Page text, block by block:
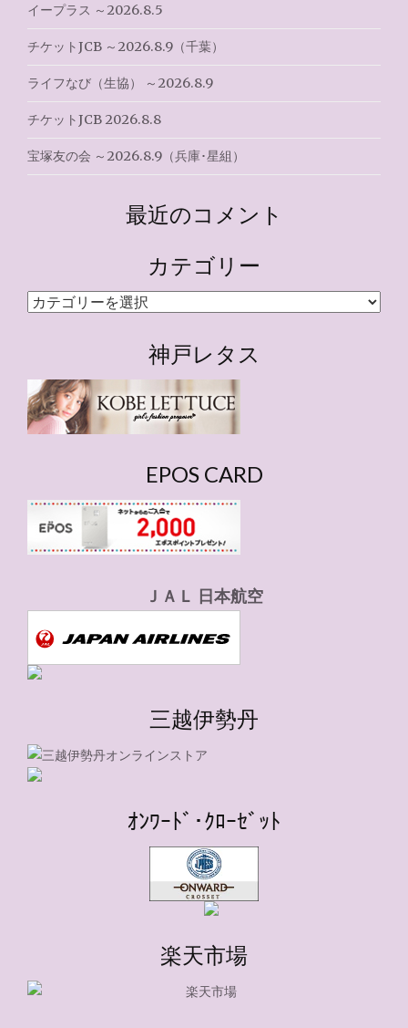
イープラス ～2026.8.5
チケットJCB ～2026.8.9（千葉）
ライフなび（生協） ～2026.8.9
チケットJCB 2026.8.8
宝塚友の会 ～2026.8.9（兵庫･星組）
最近のコメント
カテゴリー
カ
ー
神戸レタス
EPOS CARD
ＪＡＬ 日本航空
三越伊勢丹
ｵﾝﾜｰﾄﾞ･ｸﾛｰｾﾞｯﾄ
楽天市場